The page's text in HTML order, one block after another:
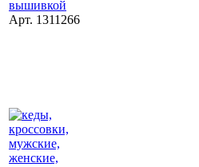
Арт. 1311266